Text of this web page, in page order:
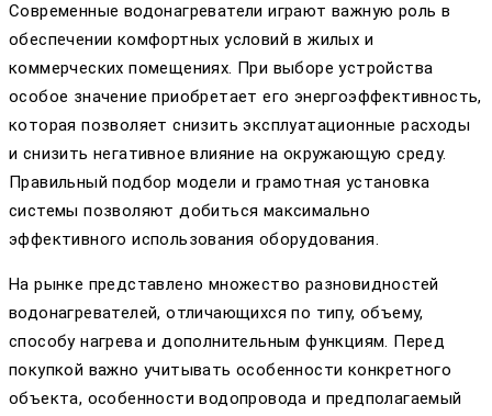
Современные водонагреватели играют важную роль в
обеспечении комфортных условий в жилых и
коммерческих помещениях. При выборе устройства
особое значение приобретает его энергоэффективность,
которая позволяет снизить эксплуатационные расходы
и снизить негативное влияние на окружающую среду.
Правильный подбор модели и грамотная установка
системы позволяют добиться максимально
эффективного использования оборудования.
На рынке представлено множество разновидностей
водонагревателей, отличающихся по типу, объему,
способу нагрева и дополнительным функциям. Перед
покупкой важно учитывать особенности конкретного
объекта, особенности водопровода и предполагаемый